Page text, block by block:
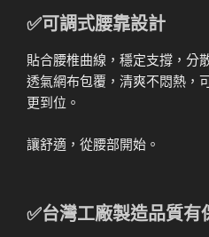
✅可調式腰靠設計
貼合腰椎曲線，穩定支撐，分
透氣網布包覆，清爽不悶熱，
更到位。
讓舒適，從腰部開始。
✅台灣工廠製造品質有